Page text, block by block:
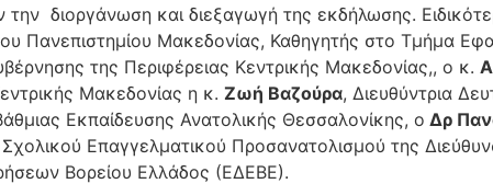
την διοργάνωση και διεξαγωγή της εκδήλωσης.
Πανεπιστημίου Μακεδονίας, Καθηγητής στο Τμήμα
της Περιφέρειας Κεντρικής Μακεδονίας,, ο κ.
Μακεδονίας η κ. Ζωή Βαζούρα, Διευθύντρια
Εκπαίδευσης Ανατολικής Θεσσαλονίκης, ο Δρ
Επαγγελματικού Προσανατολισμού της
Βορείου Ελλάδος (ΕΔΕΒΕ).